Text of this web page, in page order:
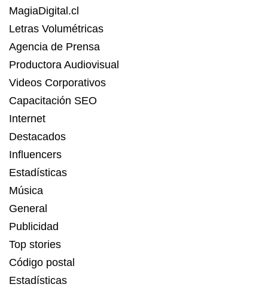
MagiaDigital.cl
Letras Volumétricas
Agencia de Prensa
Productora Audiovisual
Videos Corporativos
Capacitación SEO
Internet
Destacados
Influencers
Estadísticas
Música
General
Publicidad
Top stories
Código postal
Estadísticas